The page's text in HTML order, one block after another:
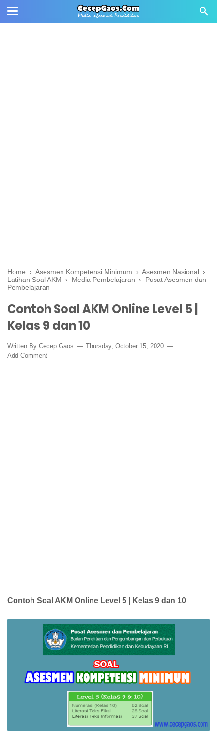
Home › Asesmen Kompetensi Minimum › Asesmen Nasional ›
Latihan Soal AKM
› Media Pembelajaran › Pusat Asesmen dan
Pembelajaran
Contoh Soal AKM Online Level 5 |
Kelas 9 dan 10
Written By Cecep Gaos
Thursday, October 15, 2020
Add Comment
Contoh Soal AKM Online Level 5 | Kelas 9 dan 10